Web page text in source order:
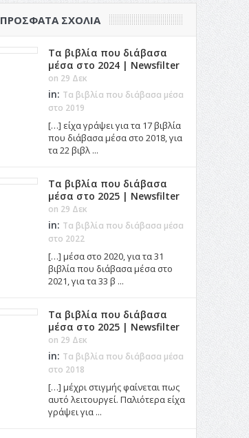
ΠΡΌΣΦΑΤΑ ΣΧΌΛΙΑ
Τα βιβλία που διάβασα
μέσα στο 2024 | Newsfilter
on 29 Δεκ
in: Τα βιβλία που διάβασα μέσα
στο 2019
[…] είχα γράψει για τα 17 βιβλία
που διάβασα μέσα στο 2018, για
τα 22 βιβλ ...
Τα βιβλία που διάβασα
μέσα στο 2025 | Newsfilter
on 29 Δεκ
in: Τα βιβλία που διάβασα μέσα
στο 2022
[…] μέσα στο 2020, για τα 31
βιβλία που διάβασα μέσα στο
2021, για τα 33 β ...
Τα βιβλία που διάβασα
μέσα στο 2025 | Newsfilter
on 29 Δεκ
in: Τα βιβλία που διάβασα μέσα
στο 2018
[…] μέχρι στιγμής φαίνεται πως
αυτό λειτουργεί. Παλιότερα είχα
γράψει για ...